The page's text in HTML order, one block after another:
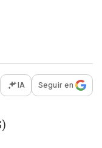
opciones para
IA Seguir en